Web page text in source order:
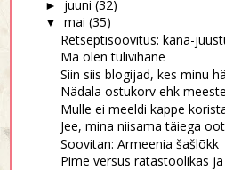
► juuni (32)
▼ mai (35)
Retseptisoovitus: kana-
Ma olen tulivihane
Siin siis blogijad, kes minu
Nädala ostukorv ehk
Mulle ei meeldi kappe
Jee, mina niisama täiega
Soovitan: Armeenia šašlõkk
Pime versus ratastoolikas